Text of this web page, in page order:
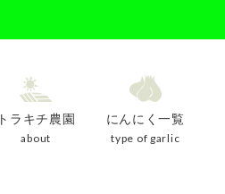
トラキチ農園
about
にんにく一覧
type of garlic